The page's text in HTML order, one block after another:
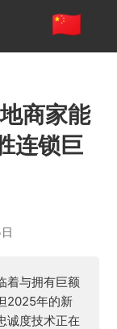
商家能
连锁巨
着与拥有巨额
2025年的新
诚度技术正在